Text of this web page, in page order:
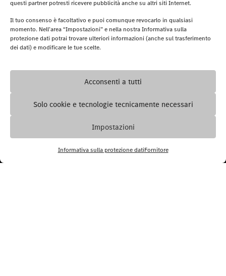
questi partner potresti ricevere pubblicità anche su altri siti Internet.
Il tuo consenso è facoltativo e puoi comunque revocarlo in qualsiasi
momento. Nell’area “Impostazioni” e nella nostra Informativa sulla
protezione dati potrai trovare ulteriori informazioni (anche sul trasferimento
dei dati) e modificare le tue scelte.
Acconsenti a tutti
Solo cookie e tecnologie tecnicamente necessari
Impostazioni
Informativa sulla protezione datiFornitore
Service
Service Contracts
Accessori
Collection & Merchandise
© 2026. Mercedes-Benz Italia - P.IVA
Protezione dati
Impostazioni
Digital Services Act
Accessibilità